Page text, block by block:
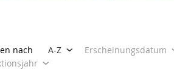
nach A-Z
Erscheinungsdatum